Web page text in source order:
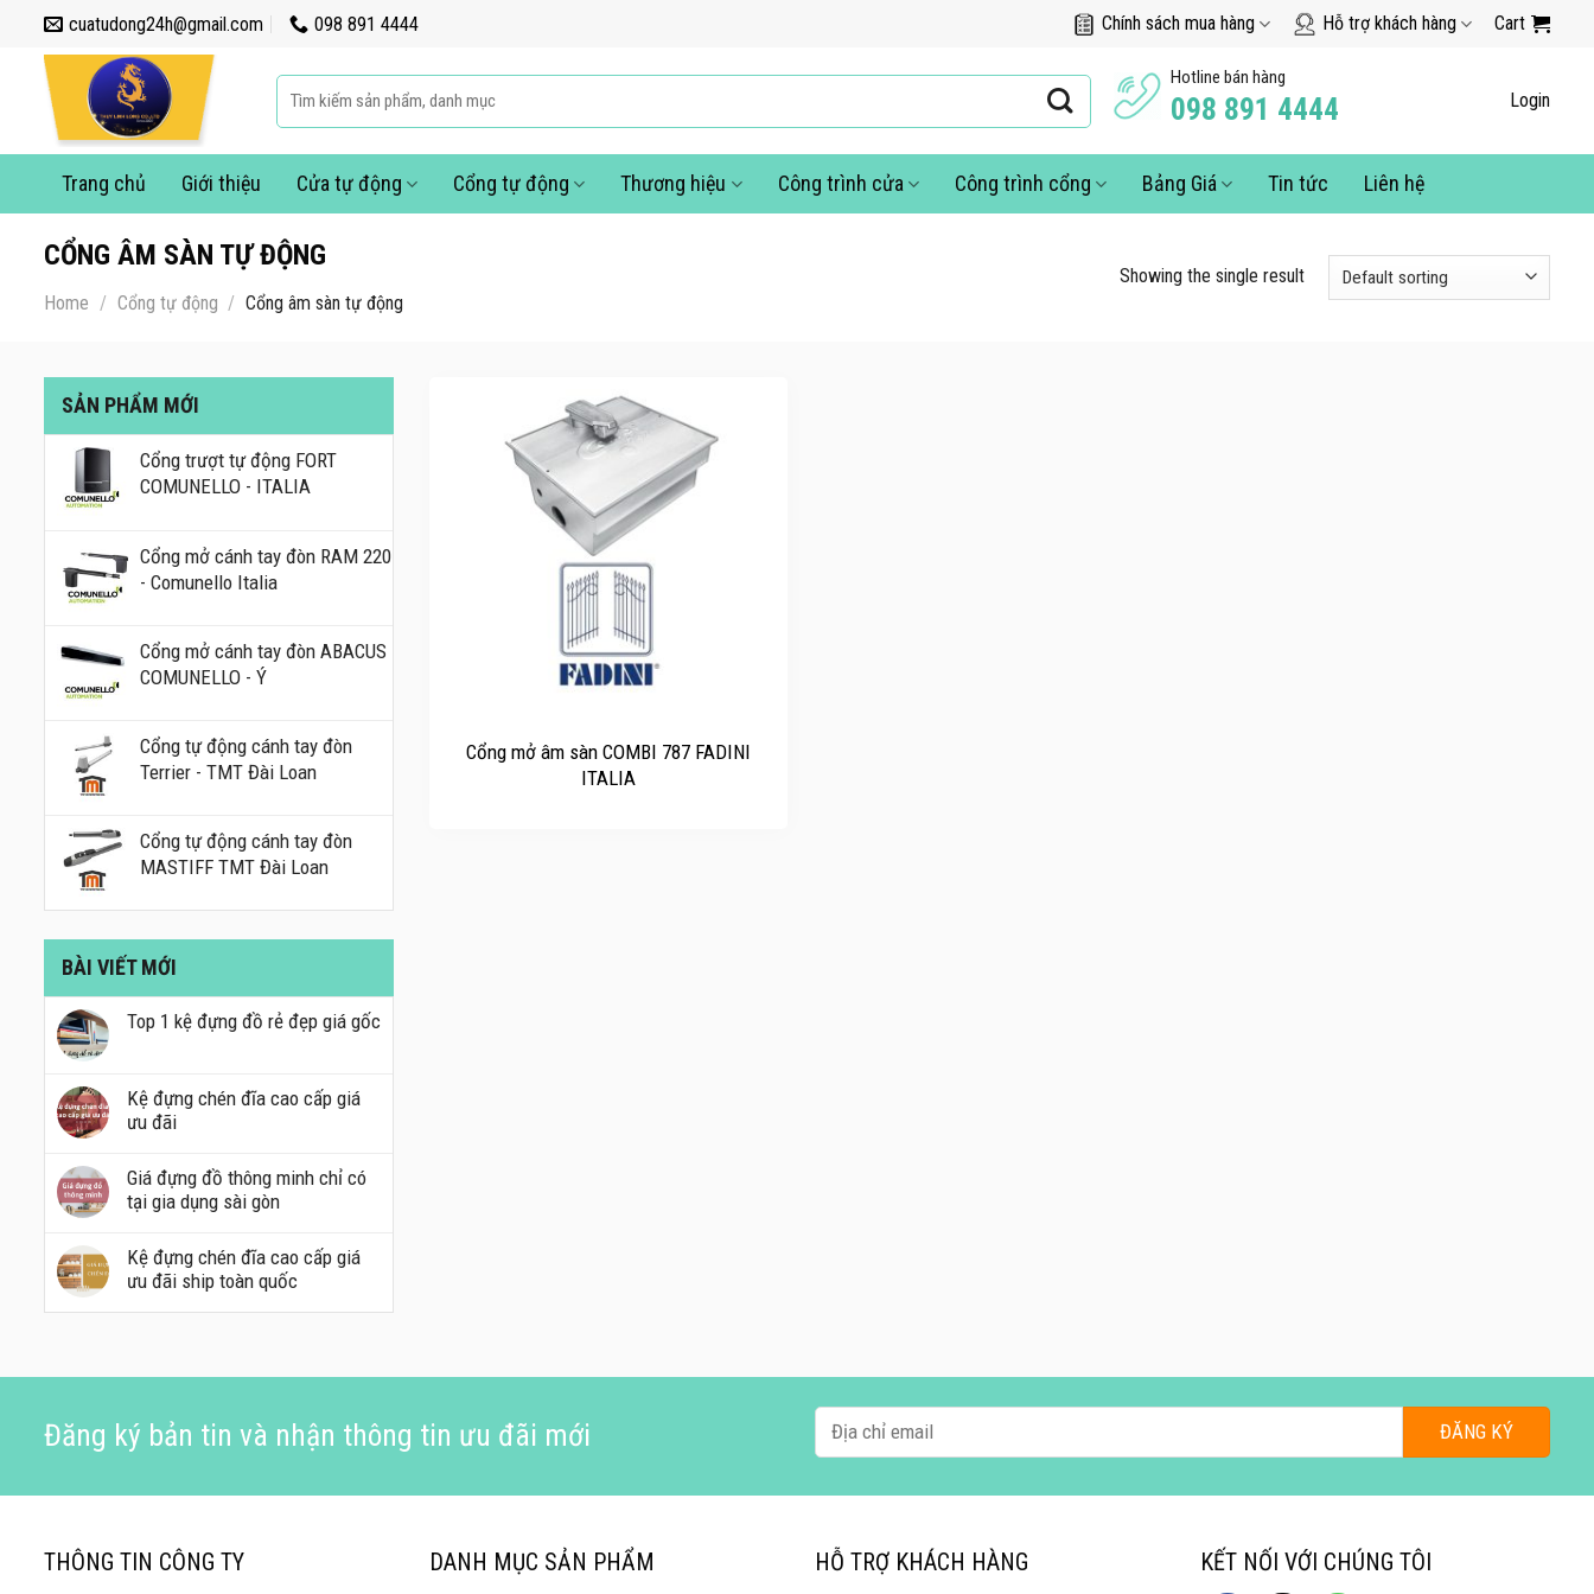
content
cuatudong24h@gmail.com 098 891 4444 Chính sách mua hàng Hỗ trợ khách hàng Cart
Search
for:
Hotline bán hàng
098 891 4444 Login
Trang chủ Giới thiệu Cửa tự động Cổng tự động Thương hiệu Công trình cửa Công trình cổng Bảng Giá Tin tức Liên hệ
CỔNG ÂM SÀN TỰ ĐỘNG
Home / Cổng tự động / Cổng âm sàn tự động
Showing the single result
SẢN PHẨM MỚI
Cổng trượt tự động FORT
COMUNELLO - ITALIA
Cổng mở cánh tay đòn RAM 220
- Comunello Italia
Cổng mở cánh tay đòn ABACUS
COMUNELLO - Ý
Cổng tự động cánh tay đòn
Terrier - TMT Đài Loan
Cổng tự động cánh tay đòn
MASTIFF TMT Đài Loan
BÀI VIẾT MỚI
Top 1 kệ đựng đồ rẻ đẹp giá gốc
Kệ đựng chén đĩa cao cấp giá
ưu đãi
Giá đựng đồ thông minh chỉ có
tại gia dụng sài gòn
Kệ đựng chén đĩa cao cấp giá
ưu đãi ship toàn quốc
Cổng mở âm sàn COMBI 787 FADINI
ITALIA
Đăng ký bản tin và nhận thông tin ưu đãi mới
THÔNG TIN CÔNG TY DANH MỤC SẢN PHẨM HỖ TRỢ KHÁCH HÀNG KẾT NỐI VỚI CHÚNG TÔI